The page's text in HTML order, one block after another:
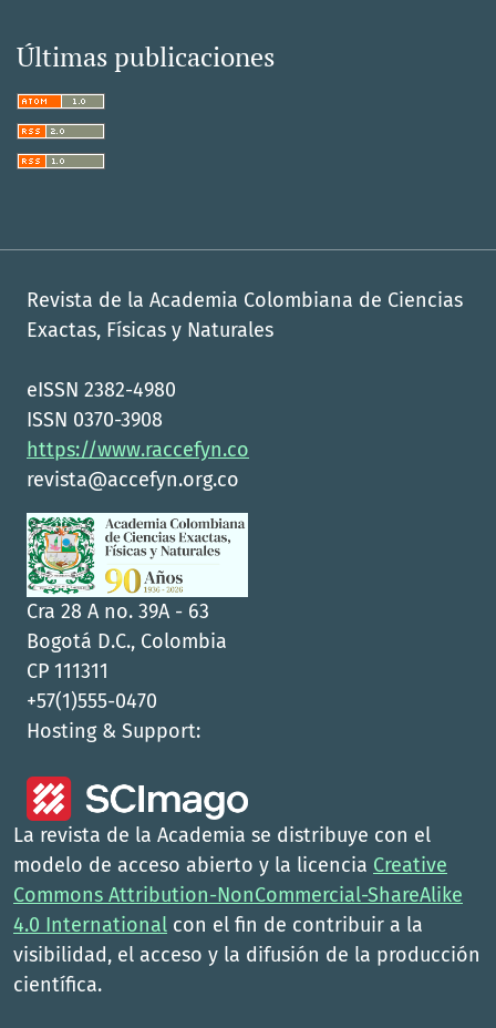
Últimas publicaciones
Revista de la Academia Colombiana de Ciencias
Exactas, Físicas y Naturales
eISSN 2382-4980
ISSN 0370-3908
https://www.raccefyn.co
revista@accefyn.org.co
Cra 28 A no. 39A - 63
Bogotá D.C., Colombia
CP 111311
+57(1)555-0470
Hosting & Support:
La revista de la Academia se distribuye con el
modelo de acceso abierto y la licencia Creative
Commons Attribution-NonCommercial-ShareAlike
4.0 International con el fin de contribuir a la
visibilidad, el acceso y la difusión de la producción
científica.